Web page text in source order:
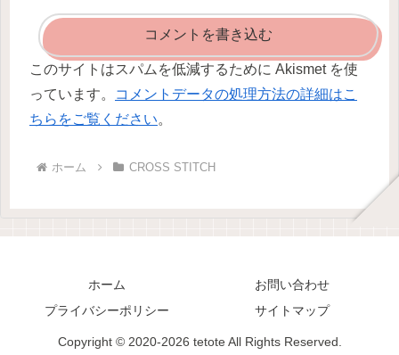
コメントを書き込む
このサイトはスパムを低減するために Akismet を使
っています。
コメントデータの処理方法の詳細はこ
ちらをご覧ください。
ホーム CROSS STITCH
ホーム
お問い合わせ
プライバシーポリシー
サイトマップ
Copyright © 2020-2026 tetote All Rights Reserved.